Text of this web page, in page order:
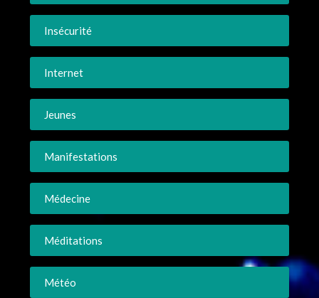
Insécurité
Internet
Jeunes
Manifestations
Médecine
Méditations
Météo